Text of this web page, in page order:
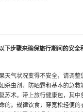
下步骤来确保旅行期间的安全
天气状况变得不安全，请调整
杀虫剂、防晒霜和基本的急救
苏术。带上旅行健康包，其
的。规律饮食，穿宽松轻便